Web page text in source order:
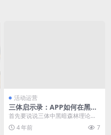
活动运营
三体启示录：APP如何在黑暗
森林中生存下来
首先要说说三体中黑暗森林理论：
1. 生存是文明的第一需要；2. 文明
不断增长和扩...
4 年前 7